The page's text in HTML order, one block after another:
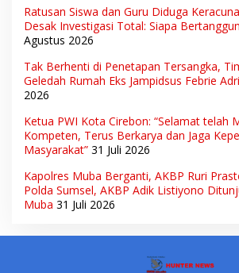
Ratusan Siswa dan Guru Diduga
Desak Investigasi Total: Siapa
Agustus 2026
Tak Berhenti di Penetapan Tersangka,
Geledah Rumah Eks Jampidsus Febrie
2026
Ketua PWI Kota Cirebon: “Selamat telah
Kompeten, Terus Berkarya dan Jaga
Masyarakat” 31 Juli 2026
Kapolres Muba Berganti, AKBP Ruri
Polda Sumsel, AKBP Adik Listiyono
Muba 31 Juli 2026